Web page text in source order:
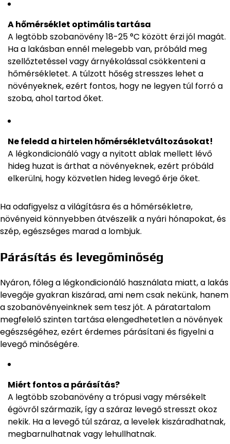
A hőmérséklet optimális tartása
A legtöbb szobanövény 18-25 °C között érzi jól magát.
Ha a lakásban ennél melegebb van, próbáld meg
szellőztetéssel vagy árnyékolással csökkenteni a
hőmérsékletet. A túlzott hőség stresszes lehet a
növényeknek, ezért fontos, hogy ne legyen túl forró a
szoba, ahol tartod őket.
Ne feledd a hirtelen hőmérsékletváltozásokat!
A légkondicionáló vagy a nyitott ablak mellett lévő
hideg huzat is árthat a növényeknek, ezért próbáld
elkerülni, hogy közvetlen hideg levegő érje őket.
Ha odafigyelsz a világításra és a hőmérsékletre,
növényeid könnyebben átvészelik a nyári hónapokat, és
szép, egészséges marad a lombjuk.
Párásítás és levegőminőség
Nyáron, főleg a légkondicionáló használata miatt, a lakás
levegője gyakran kiszárad, ami nem csak nekünk, hanem
a szobanövényeinknek sem tesz jót. A páratartalom
megfelelő szinten tartása elengedhetetlen a növények
egészségéhez, ezért érdemes párásítani és figyelni a
levegő minőségére.
Miért fontos a párásítás?
A legtöbb szobanövény a trópusi vagy mérsékelt
égövről származik, így a száraz levegő stresszt okoz
nekik. Ha a levegő túl száraz, a levelek kiszáradhatnak,
megbarnulhatnak vagy lehullhatnak.